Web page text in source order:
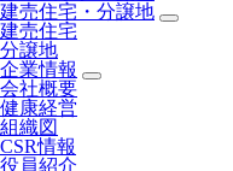
建売住宅・分譲地
建売住宅
分譲地
企業情報
会社概要
健康経営
組織図
CSR情報
役員紹介